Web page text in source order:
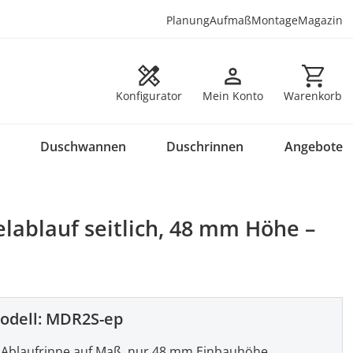
PlanungAufmaßMontageMagazin
Konfigurator Mein Konto Warenkorb
Warenkorb
Duschwannen Duschrinnen Angebote
seitlich, 48 mm Höhe –
MDR2S-ep